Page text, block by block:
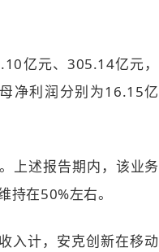
亿元、305.14亿元，
净利润分别为16.15亿
上述报告期内，该业务
在50%左右。
入计，安克创新在移动